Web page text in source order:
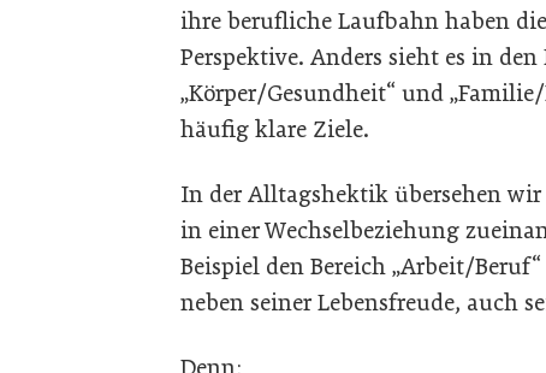
ihre berufliche Laufbahn haben
Perspektive. Anders sieht es in
„Körper/Gesundheit“ und
häufig klare Ziele.
In der Alltagshektik übersehen wir
in einer Wechselbeziehung
Beispiel den Bereich „Arbeit/
neben seiner Lebensfreude, auch